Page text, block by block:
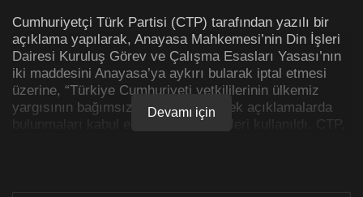
Cumhuriyetçi Türk Partisi (CTP) tarafından yazılı bir
açıklama yapılarak, Anayasa Mahkemesi’nin Din İşleri
Dairesi Kuruluş Görev ve Çalışma Esasları Yasası’nın
iki maddesini Anayasa’ya aykırı bularak iptal etmesi
üzerine, “Türkiye Cumhuriyeti yetkililerinin ülkemiz
yargısının bağımsızlığını zedeleyecek açıklamalarda
bulunmaları kabul edilemezdir” ifadeleri kullanıldı. CTP,
Devamı için